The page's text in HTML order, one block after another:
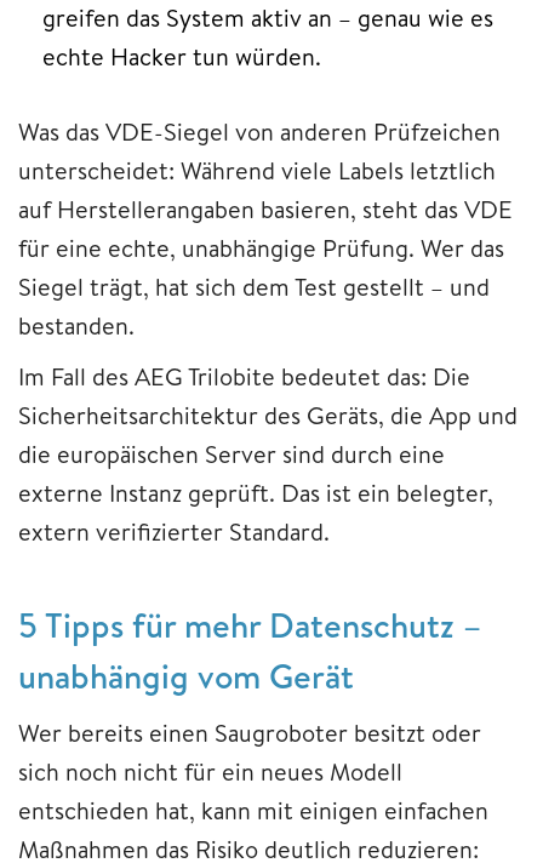
greifen das System aktiv an – genau wie es
echte Hacker tun würden.
Was das VDE-Siegel von anderen Prüfzeichen
unterscheidet: Während viele Labels letztlich
auf Herstellerangaben basieren, steht das VDE
für eine echte, unabhängige Prüfung. Wer das
Siegel trägt, hat sich dem Test gestellt – und
bestanden.
Im Fall des AEG Trilobite bedeutet das: Die
Sicherheitsarchitektur des Geräts, die App und
die europäischen Server sind durch eine
externe Instanz geprüft. Das ist ein belegter,
extern verifizierter Standard.
5 Tipps für mehr Datenschutz –
unabhängig vom Gerät
Wer bereits einen Saugroboter besitzt oder
sich noch nicht für ein neues Modell
entschieden hat, kann mit einigen einfachen
Maßnahmen das Risiko deutlich reduzieren: